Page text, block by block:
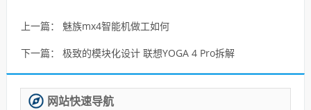
上一篇： 魅族mx4智能机做工如何
下一篇： 极致的模块化设计 联想YOGA 4 Pro拆解
网站快速导航